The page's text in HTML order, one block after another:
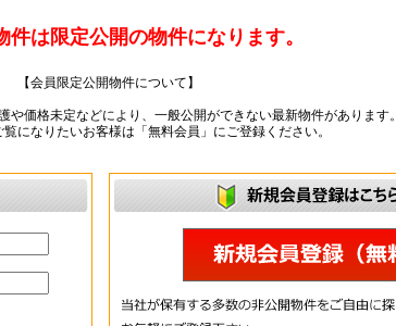
件は限定公開の物件になります。
【会員限定公開物件について】
や価格未定などにより、一般公開ができない最新物件があります。
になりたいお客様は「無料会員」にご登録ください。